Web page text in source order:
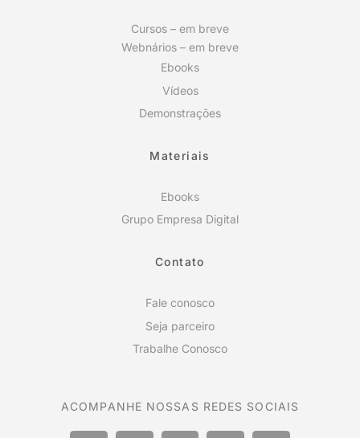
Cursos – em breve
Webnários – em breve
Ebooks
Vídeos
Demonstrações
Materiais
Ebooks
Grupo Empresa Digital
Contato
Fale conosco
Seja parceiro
Trabalhe Conosco
ACOMPANHE NOSSAS REDES SOCIAIS